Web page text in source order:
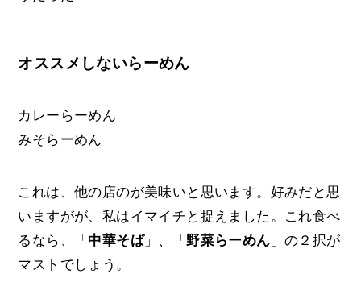
オススメしないらーめん
カレーらーめん
みそらーめん
これは、他の店のが美味いと思います。好みだと思
いますがが、私はイマイチと捉えました。これ食べ
るなら、「 中華そば」、「 野菜らーめん 」の２択が
マストでしょう。